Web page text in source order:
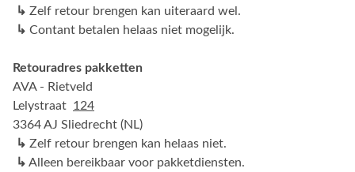
↳ Zelf retour brengen kan uiteraard wel.
↳ Contant betalen helaas niet mogelijk.
Retouradres pakketten
AVA - Rietveld
Lelystraat 124
3364 AJ Sliedrecht (NL)
↳ Zelf retour brengen kan helaas niet.
↳ Alleen bereikbaar voor pakketdiensten.